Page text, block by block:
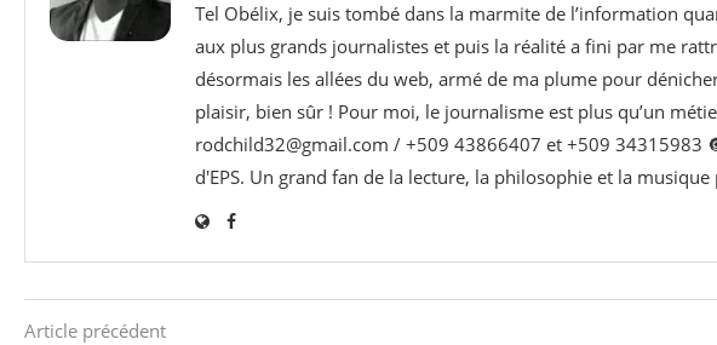
Tel Obélix, je suis tombé dans la marmite de l’information
aux plus grands journalistes et puis la réalité a fini par me
désormais les allées du web, armé de ma plume pour
plaisir, bien sûr ! Pour moi, le journalisme est plus qu’un
rodchild32@gmail.com / +509 43866407 et +509 34315983
d'EPS. Un grand fan de la lecture, la philosophie et la
Article précédent